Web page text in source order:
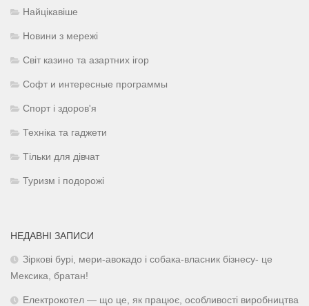
Найцікавіше
Новини з мережі
Світ казино та азартних ігор
Софт и интересные программы
Спорт і здоров'я
Техніка та гаджети
Тільки для дівчат
Туризм і подорожі
НЕДАВНІ ЗАПИСИ
Зіркові бурі, мери-авокадо і собака-власник бізнесу- це
Мексика, братан!
Електрокотел — що це, як працює, особливості виробництва